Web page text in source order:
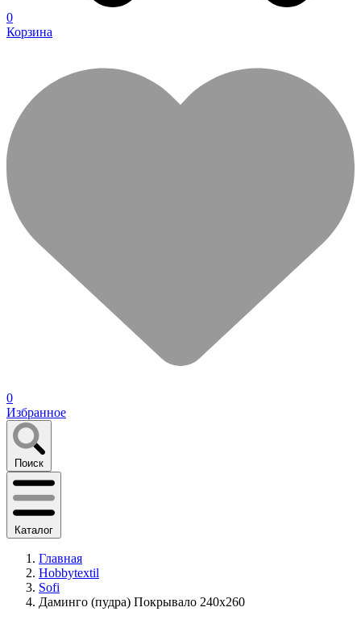
0
Корзина
0
Избранное
Поиск
Каталог
Главная
Hobbytextil
Sofi
Даминго (пудра) Покрывало 240х260